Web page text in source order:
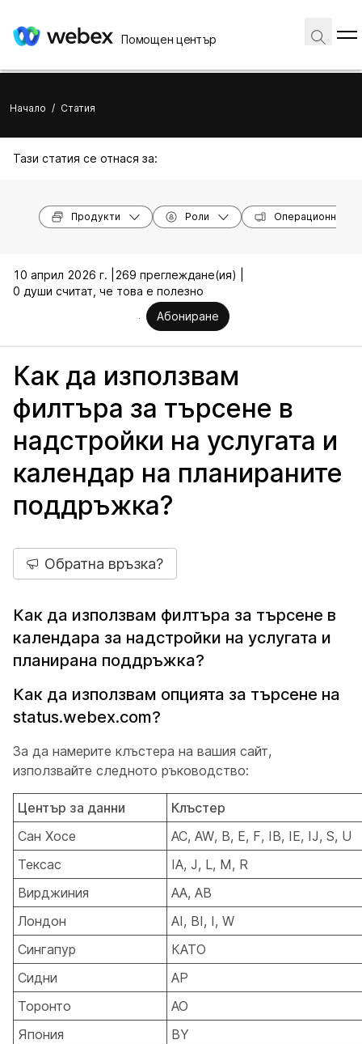
Помощен център
Начало / Статия
Тази статия се отнася за:
Продукти Роли Операционни
10 април 2026 г. |
269 преглеждане(ия) |
0 души считат, че това е полезно
Абониране
Как да използвам
филтъра за търсене в
надстройки на услугата и
календар на планираните
поддръжка?
Обратна връзка?
Как да използвам филтъра за търсене в
календара за надстройки на услугата и
планирана поддръжка?
Как да използвам опцията за търсене на
status.webex.com?
За да намерите клъстера на вашия сайт,
използвайте следното ръководство:
Център за данни
Клъстер
Сан Хосе
AC, AW, B, E, F, IB, IE, IJ, S, U
Тексас
IA, J, L, M, R
Вирджиния
AA, AB
Лондон
AI, BI, I, W
Сингапур
КАТО
Сидни
AP
Торонто
АО
Япония
BY